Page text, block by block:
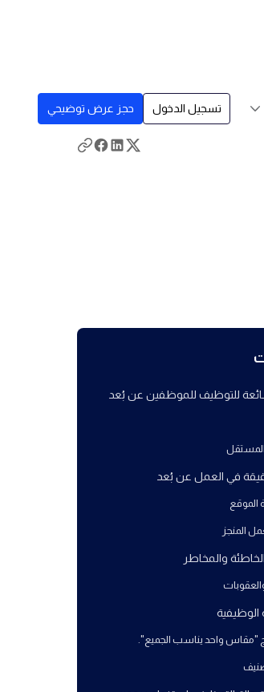
حجز عرض توضيحي تسجيل الدخول
للتوظيف للموظفين عن بُعد
المستقل
في العمل عن بُعد
الموقع
المنجز
والمخاطر
الوظيفية
"مقاس واحد يناسب الجميع".